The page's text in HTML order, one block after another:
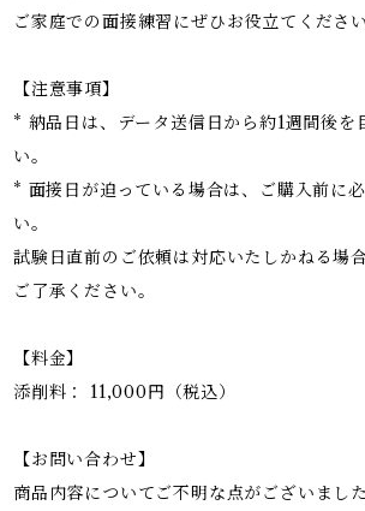
ご家庭での面接練習にぜひお役立てください
【注意事項】
* 納品日は、データ送信日から約1週間後を
い。
* 面接日が迫っている場合は、ご購入前に
い。
試験日直前のご依頼は対応いたしかねる場
ご了承ください。
【料金】
添削料： 11,000円（税込）
【お問い合わせ】
商品内容についてご不明な点がございまし